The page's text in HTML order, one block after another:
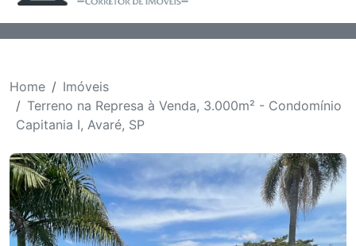
Home
Imóveis
Terreno na Represa à Venda, 3.000m² - Condomínio
Capitania I, Avaré, SP